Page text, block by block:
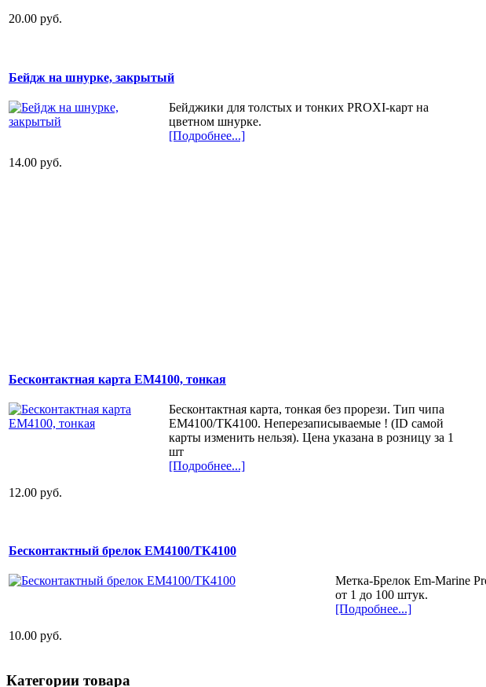
20.00 руб.
Бейдж на шнурке, закрытый
Бейджики для толстых и тонких PROXI-карт на
цветном шнурке.
[Подробнее...]
14.00 руб.
Бесконтактная карта ЕМ4100, тонкая
Бесконтактная карта, тонкая без прорези. Тип чипа
EM4100/ТК4100. Неперезаписываемые ! (ID самой
карты изменить нельзя). Цена указана в розницу за 1
шт
[Подробнее...]
12.00 руб.
Бесконтактный брелок ЕМ4100/ТК4100
Метка-Брелок Em-Marine
от 1 до 100 штук.
[Подробнее...]
10.00 руб.
Категории товара